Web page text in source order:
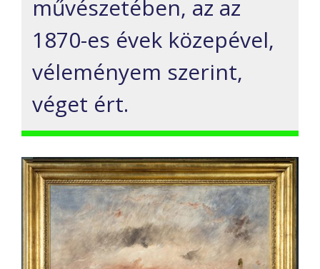
művészetében, az az
1870-es évek közepével,
véleményem szerint,
véget ért.